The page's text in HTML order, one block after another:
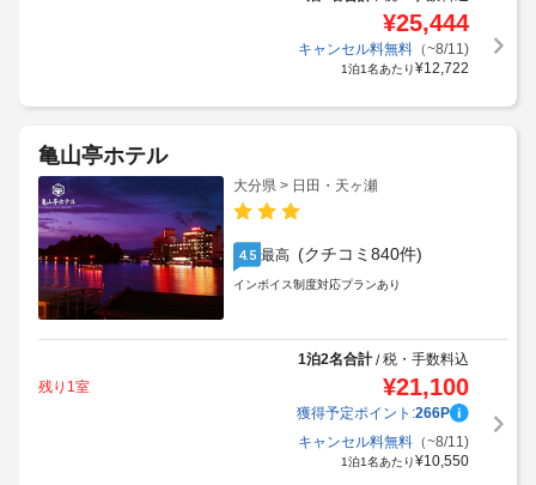
¥25,444
キャンセル料無料（~8/11)
1泊1名あたり¥12,722
亀山亭ホテル
大分県 > 日田・天ヶ瀬
4.5 最高 (クチコミ840件)
インボイス制度対応プランあり
1泊2名合計/税・手数料込
残り1室
¥21,100
獲得予定ポイント:266P
キャンセル料無料（~8/11)
1泊1名あたり¥10,550